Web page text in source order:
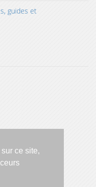
ce site,
guides et